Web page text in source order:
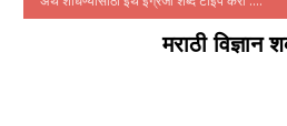
मराठी विज्ञान